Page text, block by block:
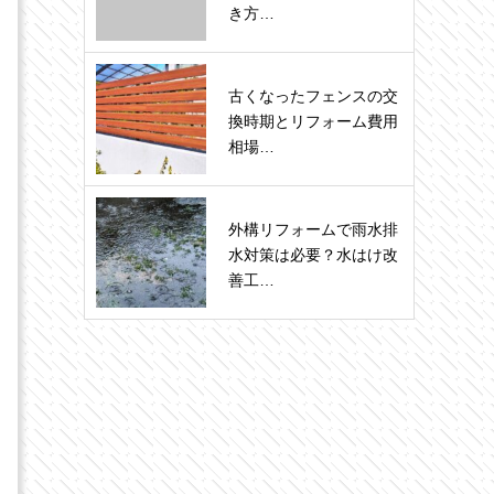
き方…
古くなったフェンスの交
換時期とリフォーム費用
相場…
外構リフォームで雨水排
水対策は必要？水はけ改
善工…